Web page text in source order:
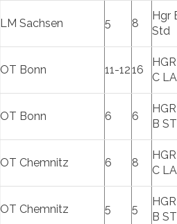
LM Sachsen 5 8
Hgr
Std
OT Bonn 11-1216
HGR
C
OT Bonn 6 6
HGR
B
OT Chemnitz 6 8
HGR
C
OT Chemnitz 5 5
HGR
B